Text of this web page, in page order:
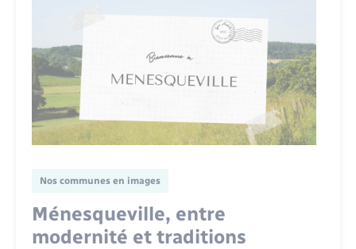
Nos communes en images
Ménesqueville, entre
modernité et traditions